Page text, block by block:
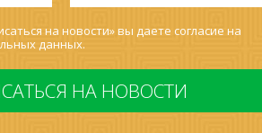
*
на новости» вы даете согласие на
данных.